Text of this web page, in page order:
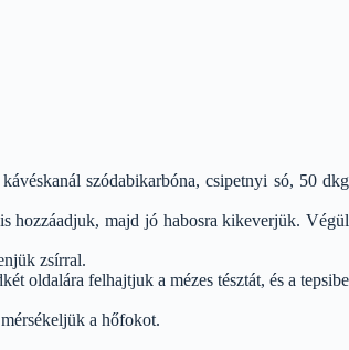
szódabikarbóna, csipetnyi só, 50 dkg
hozzáadjuk, majd jó habosra kikeverjük. Végül
zsírral.
oldalára felhajtjuk a mézes tésztát, és a tepsibe
a hőfokot.